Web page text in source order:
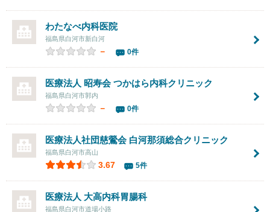
わたなべ内科医院
福島県白河市新白河
－ 0件
医療法人 昭寿会つかはら内科クリニック
福島県白河市郭内
－ 0件
医療法人社団慈鶯会 白河那須総合クリニック
福島県白河市高山
3.67 5件
医療法人 大高内科胃腸科
福島県白河市道場小路